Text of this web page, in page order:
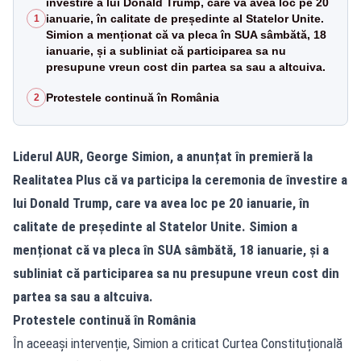
1
ianuarie, în calitate de președinte al Statelor Unite.
Simion a menționat că va pleca în SUA sâmbătă, 18
ianuarie, și a subliniat că participarea sa nu
presupune vreun cost din partea sa sau a altcuiva.
2 Protestele continuă în România
Liderul AUR, George Simion, a anunțat în premieră la
Realitatea Plus că va participa la ceremonia de învestire a
lui Donald Trump, care va avea loc pe 20 ianuarie, în
calitate de președinte al Statelor Unite. Simion a
menționat că va pleca în SUA sâmbătă, 18 ianuarie, și a
subliniat că participarea sa nu presupune vreun cost din
partea sa sau a altcuiva.
Protestele continuă în România
În aceeași intervenție, Simion a criticat Curtea Constituțională